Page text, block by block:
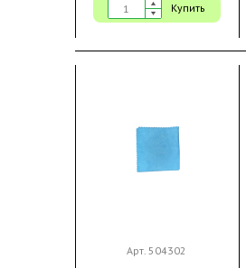
Купить
Арт. 504302